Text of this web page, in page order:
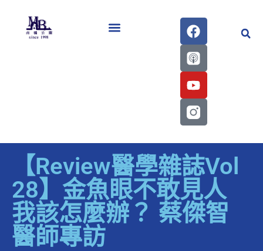
【Review醫學雜誌Vol
28】金魚眼不敢見人
我該怎麼辦？ 蔡傑智
醫師專訪